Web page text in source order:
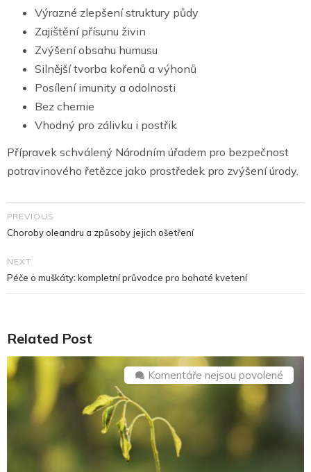
Výrazné zlepšení struktury půdy
Zajištění přísunu živin
Zvýšení obsahu humusu
Silnější tvorba kořenů a výhonů
Posílení imunity a odolnosti
Bez chemie
Vhodný pro zálivku i postřik
Přípravek schválený Národním úřadem pro bezpečnost
potravinového řetězce jako prostředek pro zvýšení úrody.
PREVIOUS
Choroby oleandru a způsoby jejich ošetření
NEXT
Péče o muškáty: kompletní průvodce pro bohaté kvetení
Related Post
Komentáře nejsou povolené